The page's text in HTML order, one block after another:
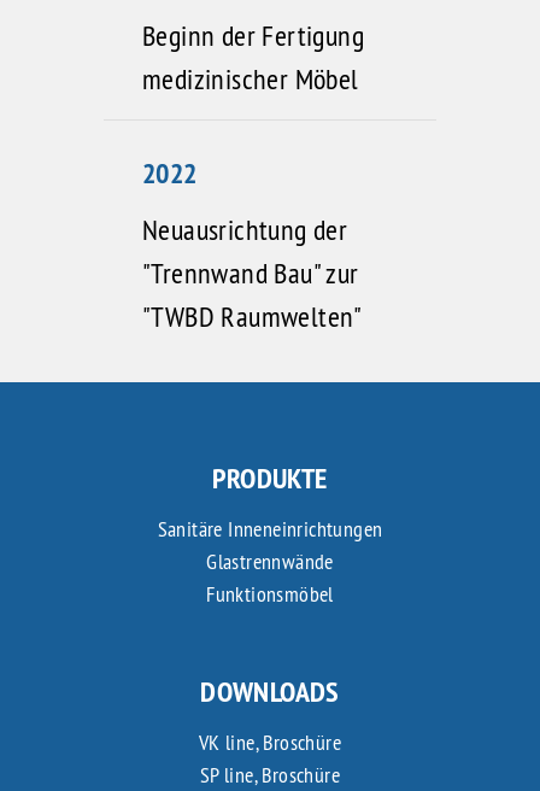
Beginn der Fertigung
medizinischer Möbel
2022
Neuausrichtung der
"Trennwand Bau" zur
"TWBD Raumwelten"
PRODUKTE
Sanitäre Inneneinrichtungen
Glastrennwände
Funktionsmöbel
DOWNLOADS
VK line, Broschüre
SP line, Broschüre